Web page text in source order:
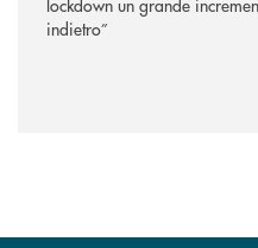
indietro”